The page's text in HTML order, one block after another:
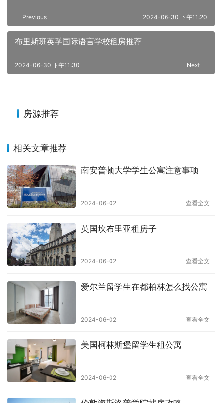
Previous 2024-06-30 下午11:20
布里斯班英孚国际语言学校租房推荐
Next
2024-06-30 下午11:30
房源推荐
相关文章推荐
南安普顿大学学生公寓注意事项
2024-06-02 查看全文
英国坎布里亚租房子
2024-06-02 查看全文
爱尔兰留学生在都柏林怎么找公寓
2024-06-02 查看全文
美国柯林斯堡留学生租公寓
2024-06-02 查看全文